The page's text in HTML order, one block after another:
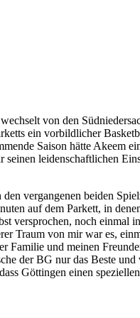
von den
ein vorbildlicher
Saison hätte Akeem
leidenschaftlichen
vergangenen beiden
auf dem Parkett, in
versprochen, noch einmal
Traum von mir war es,
Familie und meinen
der BG nur das Beste
Göttingen einen